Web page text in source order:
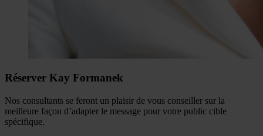
Réserver Kay Formanek
Nos consultants se feront un plaisir de vous conseiller sur la
meilleure façon d’adapter le message pour votre public cible
spécifique.